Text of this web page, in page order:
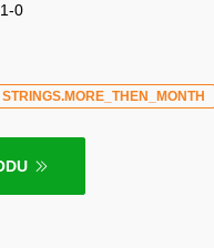
0
STRINGS.MORE_THEN_MONTH